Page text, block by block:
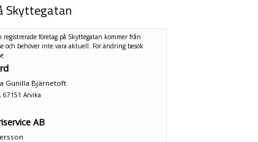
Skyttegatan
registrerade företag på Skyttegatan kommer från
och behöver inte vara aktuell. För ändring besök
Gunilla Bjärnetoft
67151 Arvika
AB